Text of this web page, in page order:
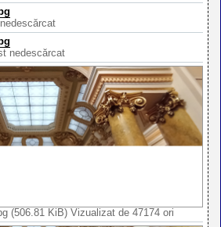
nedescărcat
(506.81 KiB) Vizualizat de 47174 ori